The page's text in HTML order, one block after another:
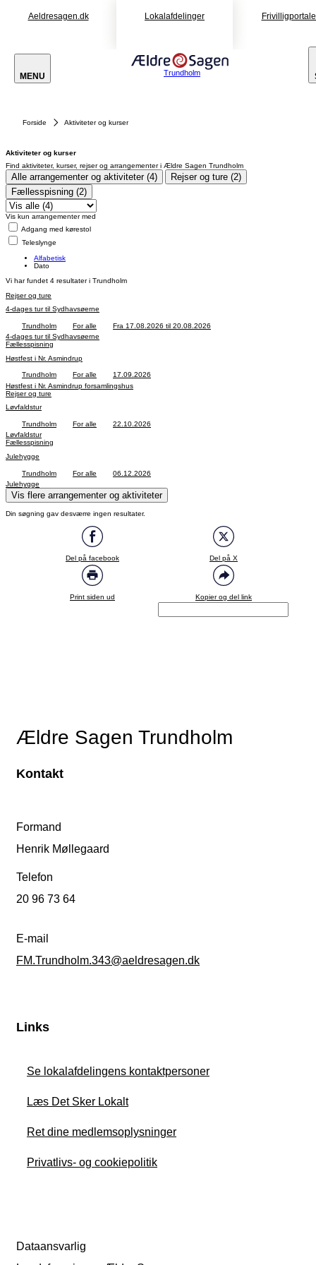
Aeldresagen.dk Lokalafdelinger
MENU Trundholm
Forside Aktiviteter og kurser
Aktiviteter og kurser
Find aktiviteter, kurser, rejser og arrangementer i Ældre Sagen Trundholm
Alle arrangementer og aktiviteter (4)
Rejser og ture (2)
Fællesspisning (2)
Vis kun arrangementer med
Adgang med kørestol
Teleslynge
Alfabetisk
Dato
Vi har fundet 4 resultater i Trundholm
Rejser og ture
4-dages tur til Sydhavsøerne
Trundholm For alle
Fra 17.08.2026 til 20.08.2026
4-dages tur til Sydhavsøerne
Fællesspisning
Høstfest i Nr. Asmindrup
Trundholm For alle
17.09.2026
Høstfest i Nr. Asmindrup forsamlingshus
Rejser og ture
Løvfaldstur
Trundholm For alle
22.10.2026
Løvfaldstur
Fællesspisning
Julehygge
Trundholm For alle
06.12.2026
Julehygge
Vis flere arrangementer og aktiviteter
Din søgning gav desværre ingen resultater.
Del på facebook Del på X
Print siden ud Kopier og del link
Ældre Sagen Trundholm
Kontakt
Formand
Henrik Møllegaard
Telefon
20 96 73 64
E-mail
FM.Trundholm.343@aeldresagen.dk
Links
Se lokalafdelingens kontaktpersoner
Læs Det Sker Lokalt
Ret dine medlemsoplysninger
Privatlivs- og cookiepolitik
Dataansvarlig